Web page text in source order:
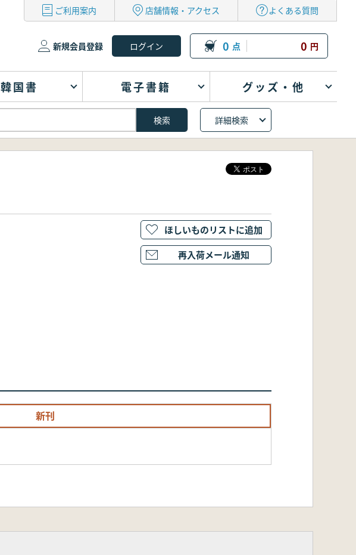
ご利用案内 店舗情報・アクセス よくある質問
新規会員登録 0 点 0 円
韓国書 電子書籍 グッズ・他
詳細検索
新刊
ほしいものリストに追加
再入荷メール通知